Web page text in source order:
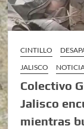
CINTILLO
JALISCO
Colectivo
Jalisco
mientras